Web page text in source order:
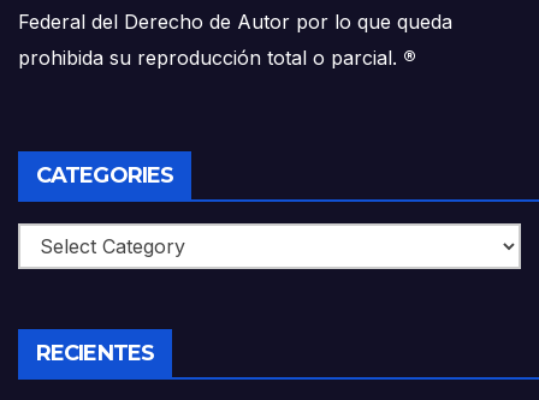
Federal del Derecho de Autor por lo que queda
prohibida su reproducción total o parcial. ®
CATEGORIES
Categories
RECIENTES